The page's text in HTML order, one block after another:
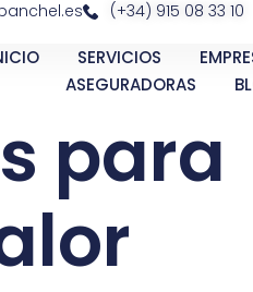
(+34) 915 08 33 10
SERVICIOS
ASEGURADORAS
para